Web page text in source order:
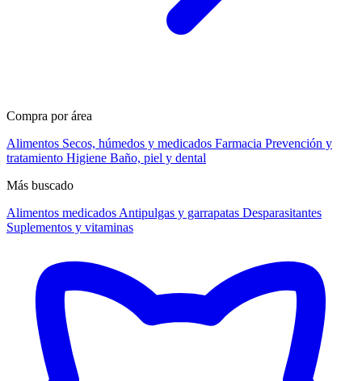
Compra por área
Alimentos Secos, húmedos y medicados Farmacia Prevención y
tratamiento Higiene Baño, piel y dental
Más buscado
Alimentos medicados Antipulgas y garrapatas Desparasitantes
Suplementos y vitaminas